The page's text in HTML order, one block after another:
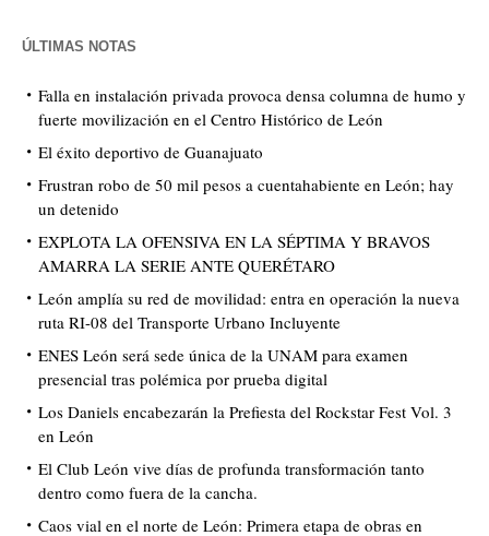
ÚLTIMAS NOTAS
Falla en instalación privada provoca densa columna de humo y
fuerte movilización en el Centro Histórico de León
El éxito deportivo de Guanajuato
Frustran robo de 50 mil pesos a cuentahabiente en León; hay
un detenido
EXPLOTA LA OFENSIVA EN LA SÉPTIMA Y BRAVOS
AMARRA LA SERIE ANTE QUERÉTARO
León amplía su red de movilidad: entra en operación la nueva
ruta RI-08 del Transporte Urbano Incluyente
ENES León será sede única de la UNAM para examen
presencial tras polémica por prueba digital
Los Daniels encabezarán la Prefiesta del Rockstar Fest Vol. 3
en León
El Club León vive días de profunda transformación tanto
dentro como fuera de la cancha.
Caos vial en el norte de León: Primera etapa de obras en